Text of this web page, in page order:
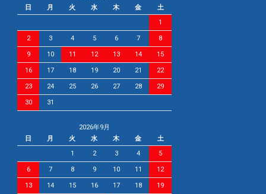
日
月 火 水 木 金
土
1
2 3 4 5 6 7 8
9 10 11 12 13 14 15
16 17 18 19 20 21 22
23 24 25 26 27 28 29
30 31
2026年9月
日
月 火 水 木 金
土
1
2 3 4 5
6 7 8 9 10 11 12
13 14 15 16 17 18 19